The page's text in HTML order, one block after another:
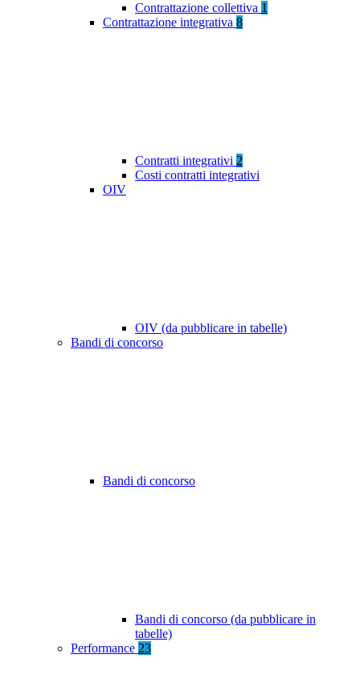
Contrattazione collettiva 1
Contrattazione integrativa 8
Contratti integrativi 2
Costi contratti integrativi
OIV
OIV (da pubblicare in tabelle)
Bandi di concorso
Bandi di concorso
Bandi di concorso (da pubblicare in
tabelle)
Performance 23